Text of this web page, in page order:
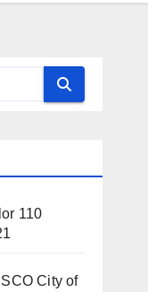
110
City of